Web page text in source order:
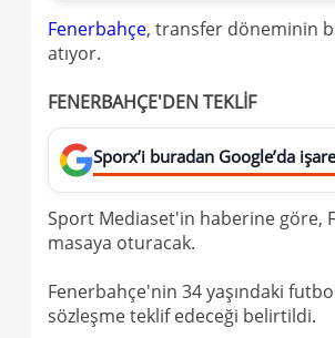
Fenerbahçe, transfer döneminin
atıyor.
FENERBAHÇE'DEN TEKLİF
Sporx’i buradan Google’da
Sport Mediaset'in haberine göre,
masaya oturacak.
Fenerbahçe'nin 34 yaşındaki
sözleşme teklif edeceği belirtildi.